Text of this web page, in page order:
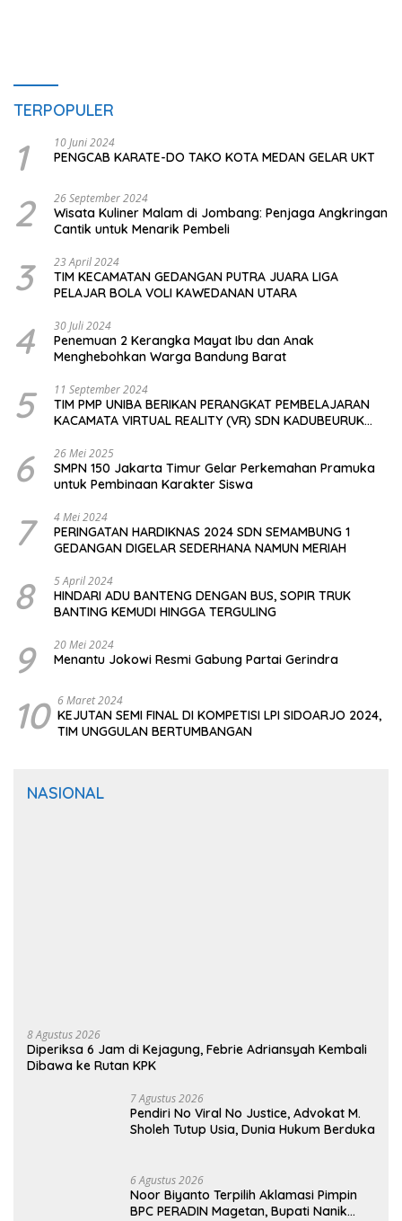
TERPOPULER
1 10 Juni 2024
PENGCAB KARATE-DO TAKO KOTA MEDAN GELAR UKT
2 26 September 2024
Wisata Kuliner Malam di Jombang: Penjaga Angkringan
Cantik untuk Menarik Pembeli
3 23 April 2024
TIM KECAMATAN GEDANGAN PUTRA JUARA LIGA
PELAJAR BOLA VOLI KAWEDANAN UTARA
4 30 Juli 2024
Penemuan 2 Kerangka Mayat Ibu dan Anak
Menghebohkan Warga Bandung Barat
5 11 September 2024
TIM PMP UNIBA BERIKAN PERANGKAT PEMBELAJARAN
KACAMATA VIRTUAL REALITY (VR) SDN KADUBEURUK
6 26 Mei 2025
SMPN 150 Jakarta Timur Gelar Perkemahan Pramuka
untuk Pembinaan Karakter Siswa
7 4 Mei 2024
PERINGATAN HARDIKNAS 2024 SDN SEMAMBUNG 1
GEDANGAN DIGELAR SEDERHANA NAMUN MERIAH
8 5 April 2024
HINDARI ADU BANTENG DENGAN BUS, SOPIR TRUK
BANTING KEMUDI HINGGA TERGULING
9 20 Mei 2024
Menantu Jokowi Resmi Gabung Partai Gerindra
10 6 Maret 2024
KEJUTAN SEMI FINAL DI KOMPETISI LPI SIDOARJO 2024,
TIM UNGGULAN BERTUMBANGAN
NASIONAL
8 Agustus 2026
Diperiksa 6 Jam di Kejagung, Febrie Adriansyah Kembali
Dibawa ke Rutan KPK
7 Agustus 2026
Pendiri No Viral No Justice, Advokat M.
Sholeh Tutup Usia, Dunia Hukum Berduka
6 Agustus 2026
Noor Biyanto Terpilih Aklamasi Pimpin
BPC PERADIN Magetan, Bupati Nanik